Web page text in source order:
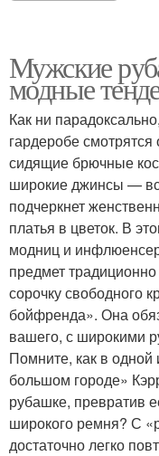
Мужские
модные
Как ни
гардеробе
сидящие брючные
широкие джинсы —
подчеркнет
платья в цветок. В
модниц и
предмет
сорочку свободного
бойфренда». Она
вашего, с широкими
Помните, как в одной
большом городе»
рубашке, превратив
широкого ремня? С
достаточно легко